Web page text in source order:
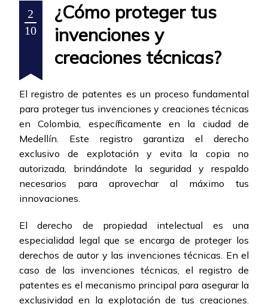
2
10
¿Cómo proteger tus
invenciones y
creaciones técnicas?
El registro de patentes es un proceso fundamental
para proteger tus invenciones y creaciones técnicas
en Colombia, específicamente en la ciudad de
Medellín. Este registro garantiza el derecho
exclusivo de explotación y evita la copia no
autorizada, brindándote la seguridad y respaldo
necesarios para aprovechar al máximo tus
innovaciones.
El derecho de propiedad intelectual es una
especialidad legal que se encarga de proteger los
derechos de autor y las invenciones técnicas. En el
caso de las invenciones técnicas, el registro de
patentes es el mecanismo principal para asegurar la
exclusividad en la explotación de tus creaciones.